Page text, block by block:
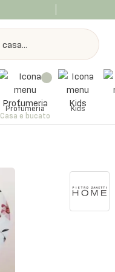
Casa e bucato
Profumeria Kids